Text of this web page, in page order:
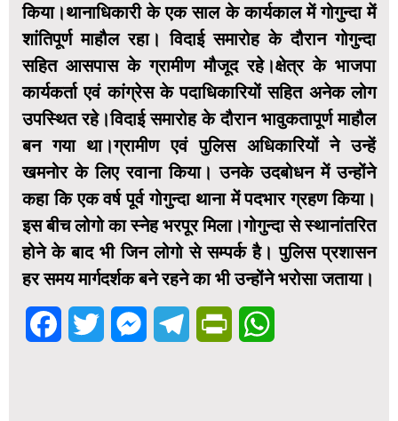
किया।थानाधिकारी के एक साल के कार्यकाल में गोगुन्दा में
शांतिपूर्ण माहौल रहा। विदाई समारोह के दौरान गोगुन्दा
सहित आसपास के ग्रामीण मौजूद रहे।क्षेत्र के भाजपा
कार्यकर्ता एवं कांग्रेस के पदाधिकारियों सहित अनेक लोग
उपस्थित रहे।विदाई समारोह के दौरान भावुकतापूर्ण माहौल
बन गया था।ग्रामीण एवं पुलिस अधिकारियों ने उन्हें
खमनोर के लिए रवाना किया। उनके उदबोधन में उन्होंने
कहा कि एक वर्ष पूर्व गोगुन्दा थाना में पदभार ग्रहण किया।
इस बीच लोगो का स्नेह भरपूर मिला।गोगुन्दा से स्थानांतरित
होने के बाद भी जिन लोगो से सम्पर्क है। पुलिस प्रशासन
हर समय मार्गदर्शक बने रहने का भी उन्होंने भरोसा जताया।
FacebookTwitter MessengerTelegramPrintFriendly